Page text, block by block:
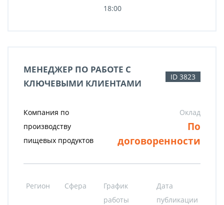
18:00
МЕНЕДЖЕР ПО РАБОТЕ С
КЛЮЧЕВЫМИ КЛИЕНТАМИ
ID 3823
Компания по
производству
пищевых продуктов
Оклад
По
договоренности
Регион Сфера
График
работы
Дата
публикации